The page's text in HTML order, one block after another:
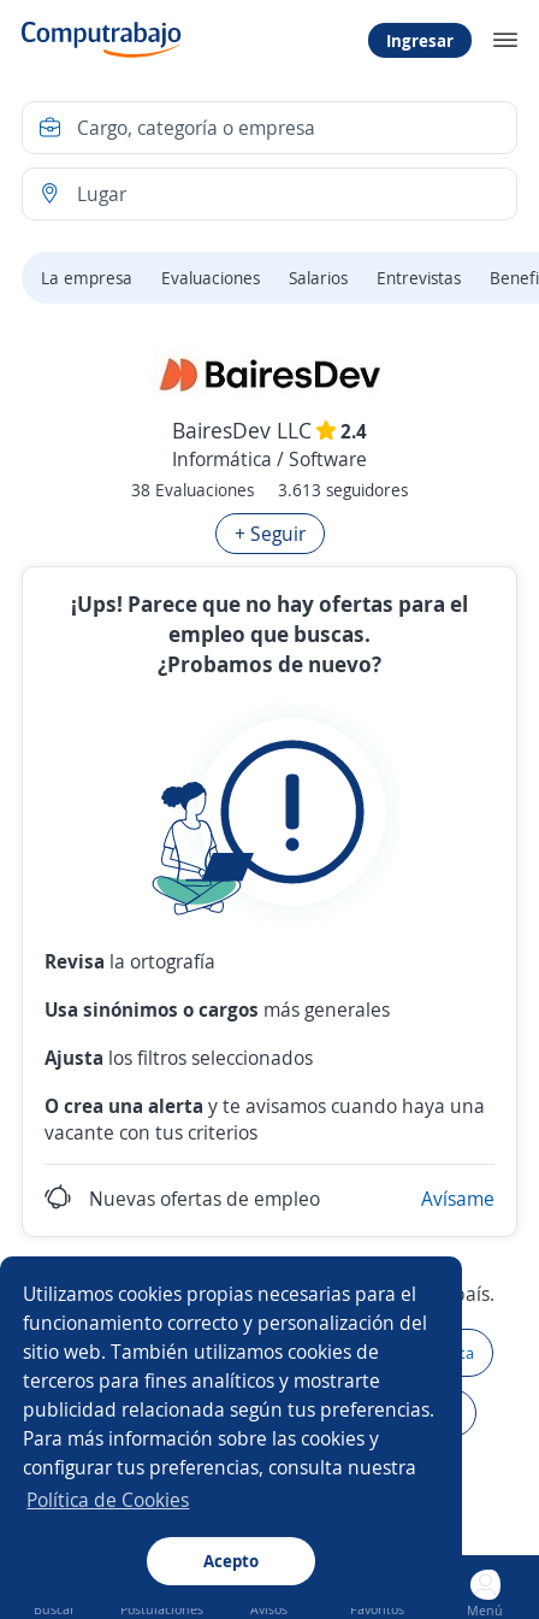
Ingresar
Buscar Postulaciones Avisos Favoritos Menú
La empresa Evaluaciones Salarios Entrevistas
BairesDev LLC
2.4
Informática / Software
38 Evaluaciones 3.613 seguidores
+ Seguir
¡Ups! Parece que no hay ofertas para el
empleo que buscas.
¿Probamos de nuevo?
Revisa la ortografía
Usa sinónimos o cargos más generales
Ajusta los filtros seleccionados
O crea una alerta y te avisamos cuando haya una
vacante con tus criterios
Nuevas ofertas de empleo Avísame
Prueba con los empleos más demandados del país.
Atención al cliente Asesor/a de ventas Higienista
Producción Auxiliar de almacén Impulsador/a
Ejecutivo/a de ventas Agente seguros
Asistente/a contable Ejecutivo/a comercial
Utilizamos cookies propias necesarias para el
funcionamiento correcto y personalización del
sitio web. También utilizamos cookies de
terceros para fines analíticos y mostrarte
publicidad relacionada según tus preferencias.
Para más información sobre las cookies y
configurar tus preferencias, consulta nuestra
Política de Cookies
Acepto